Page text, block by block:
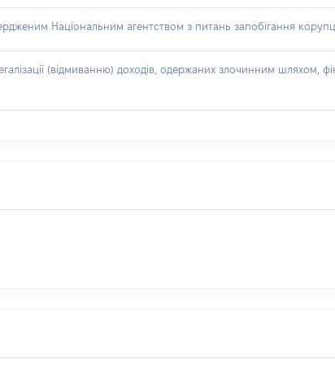
Національним агентством з питань запобігання
(відмиванню) доходів, одержаних злочинним шляхом,